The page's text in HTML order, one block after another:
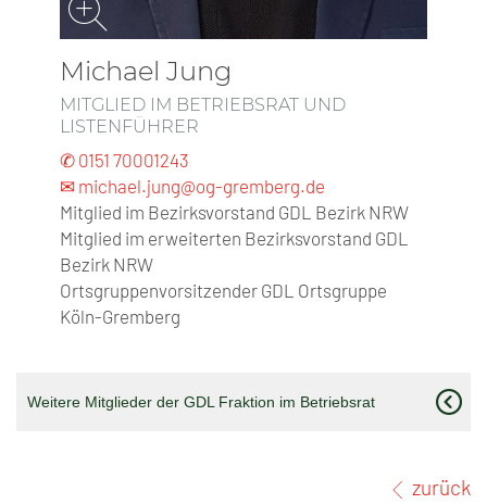
Michael Jung
MITGLIED IM BETRIEBSRAT UND
LISTENFÜHRER
✆ 0151 70001243
✉ michael.jung@og-gremberg.de
Mitglied im Bezirksvorstand GDL Bezirk NRW
Mitglied im erweiterten Bezirksvorstand GDL
Bezirk NRW
Ortsgruppenvorsitzender GDL Ortsgruppe
Köln-Gremberg
Weitere Mitglieder der GDL Fraktion im Betriebsrat
zurück